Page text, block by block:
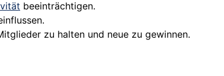
beeinträchtigen.
zu halten und neue zu gewinnen.